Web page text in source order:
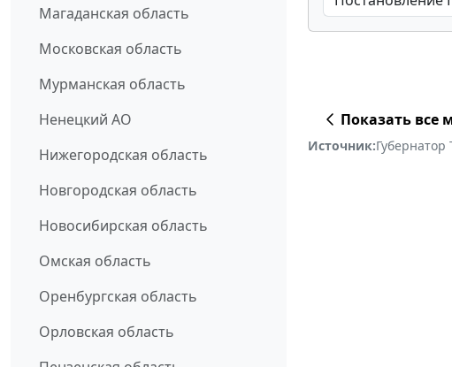
Магаданская область
Московская область
Мурманская область
Ненецкий АО
Нижегородская область
Новгородская область
Новосибирская область
Омская область
Оренбургская область
Орловская область
Показать все
Источник:Губернатор